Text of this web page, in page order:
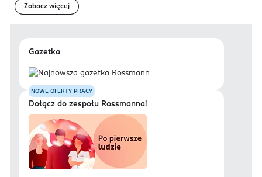
Zobacz więcej
Gazetka
NOWE OFERTY PRACY
Dołącz do zespołu Rossmanna!